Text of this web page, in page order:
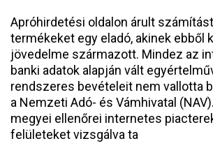
Apróhirdetési oldalon árult
termékeket egy eladó, akinek ebből
jövedelme származott. Mindez az
banki adatok alapján vált
rendszeres bevételeit nem vallotta
a Nemzeti Adó- és Vámhivatal
megyei ellenőrei internetes
felületeket vizsgálva ta